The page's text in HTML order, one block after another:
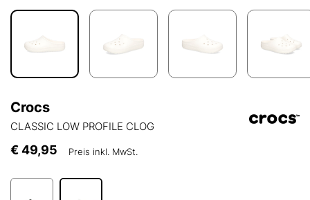
Crocs
CLASSIC LOW PROFILE CLOG
€ 49,95 Preis inkl. MwSt.